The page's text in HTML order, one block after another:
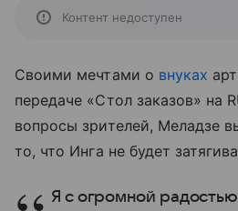
Контент недоступен
Своими мечтами о внуках
передаче «Стол заказов» на
вопросы зрителей, Меладзе
то, что Инга не будет
Я с огромной